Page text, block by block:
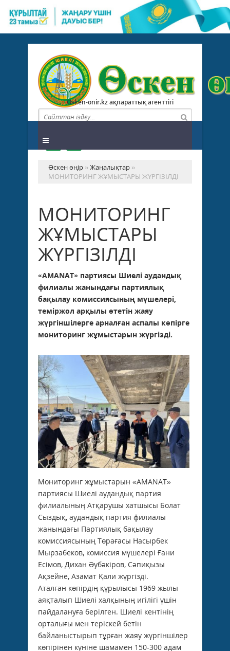
Osken-onir.kz ақпараттық агенттігі
Өскен өңір »Жаңалықтар »
МОНИТОРИНГ ЖҰМЫСТАРЫ ЖҮРГІЗІЛДІ
МОНИТОРИНГ
ЖҰМЫСТАРЫ
ЖҮРГІЗІЛДІ
«AMANAT» партиясы Шиелі аудандық
филиалы жанындағы партиялық
бақылау комиссиясының мүшелері,
теміржол арқылы өтетін жаяу
жүргіншілерге арналған аспалы көпірге
мониторинг жұмыстарын жүргізді.
Мониторинг жұмыстарын «AMANAT»
партиясы Шиелі аудандық партия
филиалының Атқарушы хатшысы Болат
Сыздық, аудандық партия филиалы
жанындағы Партиялық бақылау
комиссиясының Төрағасы Насырбек
Мырзабеков, комиссия мүшелері Ғани
Есімов, Дихан Әубәкіров, Сәпиқызы
Ақзейне, Азамат Қали жүргізді.
Аталған көпірдің құрылысы 1969 жылы
аяқталып Шиелі халқының игілігі үшін
пайдалануға берілген. Шиелі кентінің
орталығы мен теріскей бетін
байланыстырып тұрған жаяу жүргіншілер
көпірінен күніне шамамен 150-300 адам